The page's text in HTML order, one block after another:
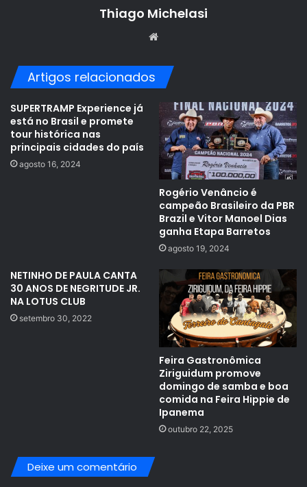
Thiago Michelasi
Artigos relacionados
SUPERTRAMP Experience já
está no Brasil e promete
tour histórica nas
principais cidades do país
agosto 16, 2024
Rogério Venâncio é
campeão Brasileiro da PBR
Brazil e Vitor Manoel Dias
ganha Etapa Barretos
agosto 19, 2024
NETINHO DE PAULA CANTA
30 ANOS DE NEGRITUDE JR.
NA LOTUS CLUB
setembro 30, 2022
Feira Gastronômica
Ziriguidum promove
domingo de samba e boa
comida na Feira Hippie de
Ipanema
outubro 22, 2025
Deixe um comentário